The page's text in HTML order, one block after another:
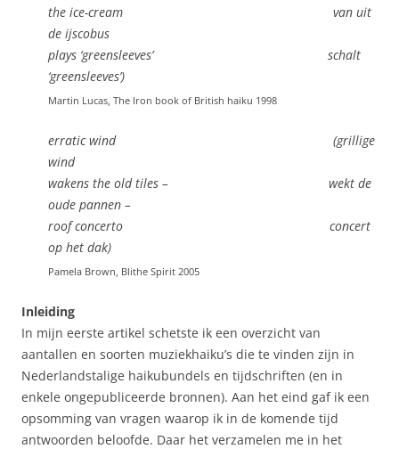
the ice-cream van uit
de ijscobus
plays ‘greensleeves’ schalt
‘greensleeves’)
Martin Lucas, The Iron book of British haiku 1998
erratic wind (grillige
wind
wakens the old tiles – wekt de
oude pannen –
roof concerto concert
op het dak)
Pamela Brown, Blithe Spirit 2005
Inleiding
In mijn eerste artikel schetste ik een overzicht van
aantallen en soorten muziekhaiku’s die te vinden zijn in
Nederlandstalige haikubundels en tijdschriften (en in
enkele ongepubliceerde bronnen). Aan het eind gaf ik een
opsomming van vragen waarop ik in de komende tijd
antwoorden beloofde. Daar het verzamelen me in het